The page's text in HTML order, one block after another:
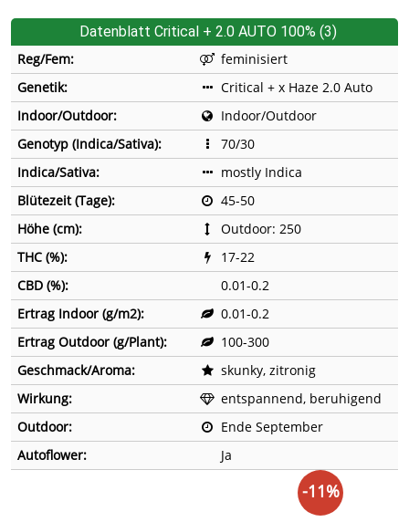
Datenblatt Critical + 2.0 AUTO 100% (3)
Reg/Fem:
feminisiert
Genetik:
Critical + x Haze 2.0 Auto
Indoor/Outdoor:
Indoor/Outdoor
Genotyp (Indica/Sativa):
70/30
Indica/Sativa:
mostly Indica
Blütezeit (Tage):
45-50
Höhe (cm):
Outdoor: 250
THC (%):
17-22
CBD (%):
0.01-0.2
Ertrag Indoor (g/m2):
0.01-0.2
Ertrag Outdoor (g/Plant):
100-300
Geschmack/Aroma:
skunky, zitronig
Wirkung:
entspannend, beruhigend
Outdoor:
Ende September
Autoflower:
Ja
-11%